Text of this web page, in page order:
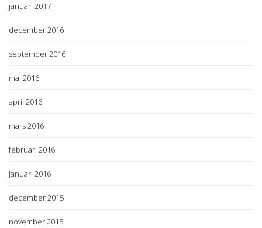
januari 2017
december 2016
september 2016
maj 2016
april 2016
mars 2016
februari 2016
januari 2016
december 2015
november 2015